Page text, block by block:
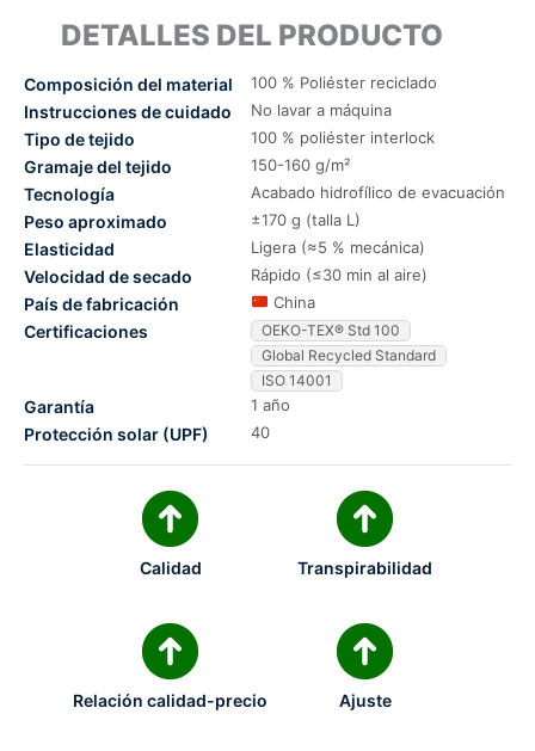
DETALLES DEL PRODUCTO
Composición del material 100 % Poliéster reciclado
Instrucciones de cuidado No lavar a máquina
Tipo de tejido 100 % poliéster interlock
Gramaje del tejido 150-160 g/m²
Tecnología Acabado hidrofílico de evacuación
Peso aproximado ±170 g (talla L)
Elasticidad Ligera (≈5 % mecánica)
Velocidad de secado Rápido (≤30 min al aire)
País de fabricación China
Certificaciones
OEKO-TEX® Std 100
Global Recycled Standard
ISO 14001
Garantía 1 año
Protección solar (UPF) 40
Calidad Transpirabilidad
Relación calidad-precio Ajuste